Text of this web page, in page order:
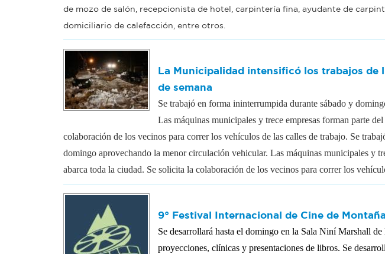
de mozo de salón, recepcionista de hotel, carpintería fina, ayudante de
domiciliario de calefacción, entre otros.
La Municipalidad intensificó los trabajos de
de semana
Se trabajó en forma ininterrumpida durante sábado y
Las máquinas municipales y trece empresas forman parte
colaboración de los vecinos para correr los vehículos de las calles de trabajo. Se
domingo aprovechando la menor circulación vehicular. Las máquinas municipales y
abarca toda la ciudad. Se solicita la colaboración de los vecinos para correr los
9° Festival Internacional de Cine de
Se desarrollará hasta el domingo en la Sala Niní Marshall
proyecciones, clínicas y presentaciones de libros. Se